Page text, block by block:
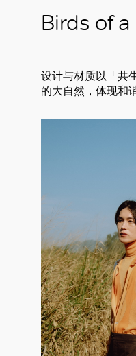
Birds of
设计与材质以「共
的大自然，体现和